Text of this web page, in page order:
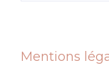
Mentions